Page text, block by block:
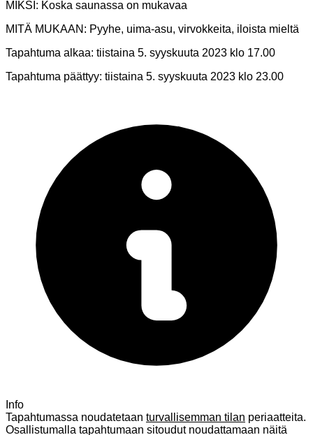
MIKSI: Koska saunassa on mukavaa
MITÄ MUKAAN: Pyyhe, uima-asu, virvokkeita, iloista mieltä
Tapahtuma alkaa: tiistaina 5. syyskuuta 2023 klo 17.00
Tapahtuma päättyy: tiistaina 5. syyskuuta 2023 klo 23.00
Info
Tapahtumassa noudatetaan turvallisemman tilan periaatteita.
Osallistumalla tapahtumaan sitoudut noudattamaan näitä